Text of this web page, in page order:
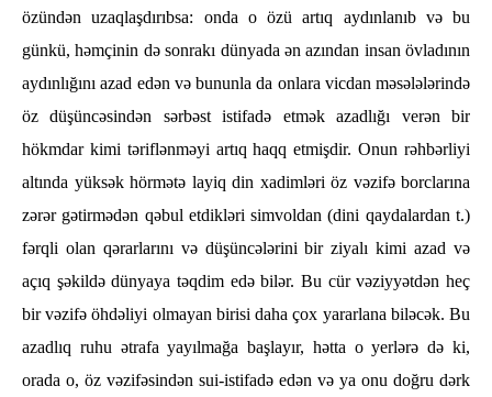
özündən uzaqlaşdırıbsa: onda o özü artıq aydınlanıb və bu
günkü, həmçinin də sonrakı dünyada ən azından insan övladının
aydınlığını azad edən və bununla da onlara vicdan məsələlərində
öz düşüncəsindən sərbəst istifadə etmək azadlığı verən bir
hökmdar kimi təriflənməyi artıq haqq etmişdir. Onun rəhbərliyi
altında yüksək hörmətə layiq din xadimləri öz vəzifə borclarına
zərər gətirmədən qəbul etdikləri simvoldan (dini qaydalardan t.)
fərqli olan qərarlarını və düşüncələrini bir ziyalı kimi azad və
açıq şəkildə dünyaya təqdim edə bilər. Bu cür vəziyyətdən heç
bir vəzifə öhdəliyi olmayan birisi daha çox yararlana biləcək. Bu
azadlıq ruhu ətrafa yayılmağa başlayır, hətta o yerlərə də ki,
orada o, öz vəzifəsindən sui-istifadə edən və ya onu doğru dərk